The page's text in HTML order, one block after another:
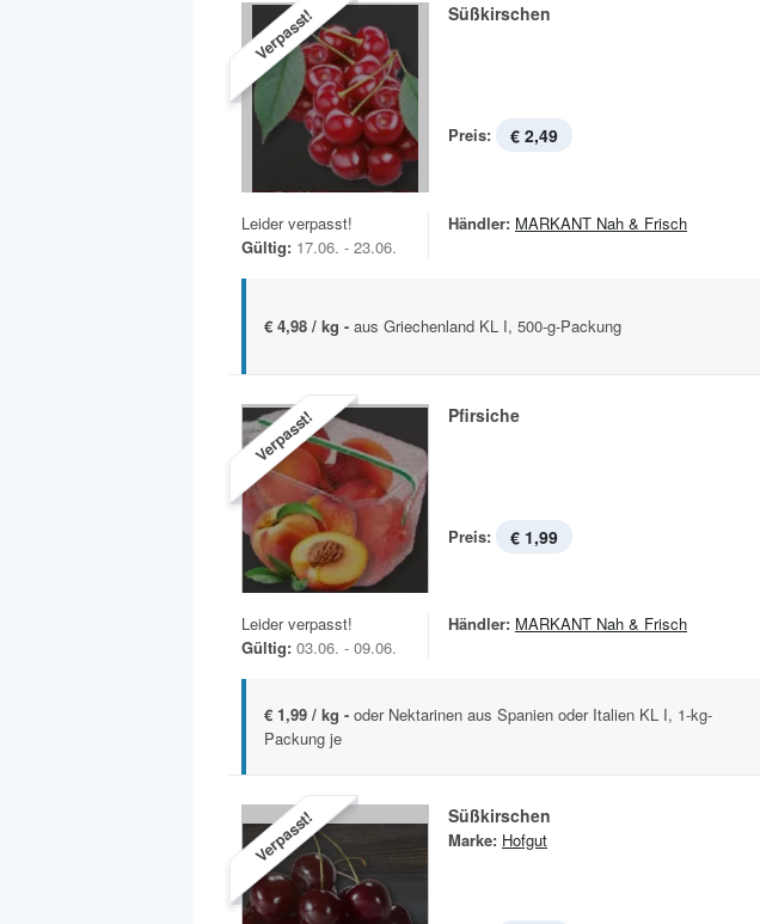
Verpasst! Süßkirschen
Preis: € 2,49
Leider verpasst!
Gültig: 17.06. - 23.06.
Händler: MARKANT Nah & Frisch
€ 4,98 / kg - aus Griechenland KL I, 500-g-Packung
Verpasst! Pfirsiche
Preis: € 1,99
Leider verpasst!
Gültig: 03.06. - 09.06.
Händler: MARKANT Nah & Frisch
€ 1,99 / kg - oder Nektarinen aus Spanien oder Italien KL I, 1-kg-
Packung je
Verpasst! Süßkirschen
Marke: Hofgut